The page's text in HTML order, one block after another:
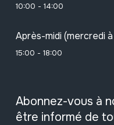
10:00 - 14:00
Après-midi (mercredi
15:00 - 18:00
Abonnez-vous à
être informé de